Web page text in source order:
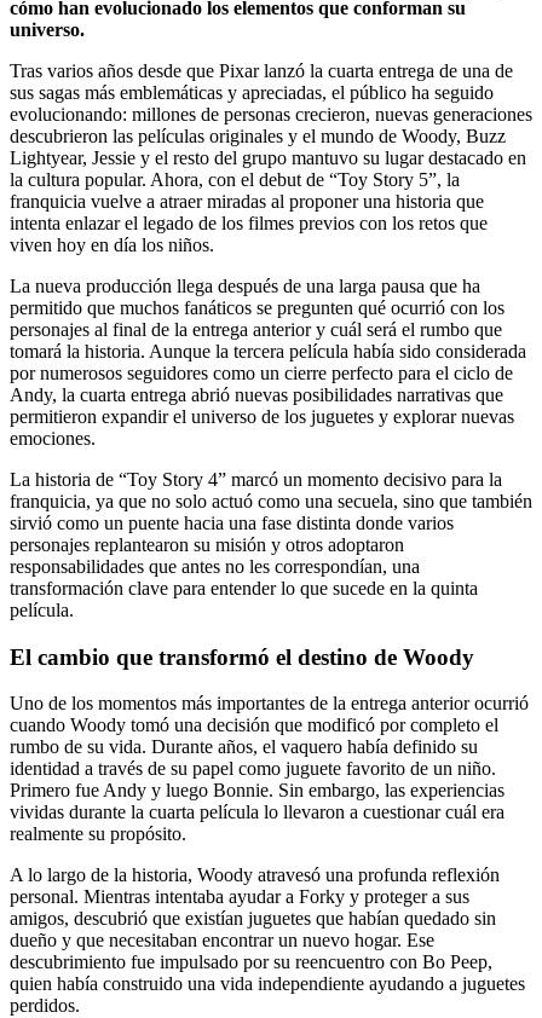
cómo han evolucionado los elementos que conforman su
universo.
Tras varios años desde que Pixar lanzó la cuarta entrega de una de
sus sagas más emblemáticas y apreciadas, el público ha seguido
evolucionando: millones de personas crecieron, nuevas generaciones
descubrieron las películas originales y el mundo de Woody, Buzz
Lightyear, Jessie y el resto del grupo mantuvo su lugar destacado en
la cultura popular. Ahora, con el debut de “Toy Story 5”, la
franquicia vuelve a atraer miradas al proponer una historia que
intenta enlazar el legado de los filmes previos con los retos que
viven hoy en día los niños.
La nueva producción llega después de una larga pausa que ha
permitido que muchos fanáticos se pregunten qué ocurrió con los
personajes al final de la entrega anterior y cuál será el rumbo que
tomará la historia. Aunque la tercera película había sido considerada
por numerosos seguidores como un cierre perfecto para el ciclo de
Andy, la cuarta entrega abrió nuevas posibilidades narrativas que
permitieron expandir el universo de los juguetes y explorar nuevas
emociones.
La historia de “Toy Story 4” marcó un momento decisivo para la
franquicia, ya que no solo actuó como una secuela, sino que también
sirvió como un puente hacia una fase distinta donde varios
personajes replantearon su misión y otros adoptaron
responsabilidades que antes no les correspondían, una
transformación clave para entender lo que sucede en la quinta
película.
El cambio que transformó el destino de Woody
Uno de los momentos más importantes de la entrega anterior ocurrió
cuando Woody tomó una decisión que modificó por completo el
rumbo de su vida. Durante años, el vaquero había definido su
identidad a través de su papel como juguete favorito de un niño.
Primero fue Andy y luego Bonnie. Sin embargo, las experiencias
vividas durante la cuarta película lo llevaron a cuestionar cuál era
realmente su propósito.
A lo largo de la historia, Woody atravesó una profunda reflexión
personal. Mientras intentaba ayudar a Forky y proteger a sus
amigos, descubrió que existían juguetes que habían quedado sin
dueño y que necesitaban encontrar un nuevo hogar. Ese
descubrimiento fue impulsado por su reencuentro con Bo Peep,
quien había construido una vida independiente ayudando a juguetes
perdidos.